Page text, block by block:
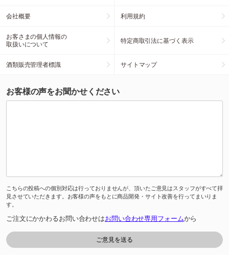
会社概要 利用規約
お客さまの個人情報の
取扱いについて
特定商取引法に基づく表示
酒類販売管理者標識 サイトマップ
お客様の声をお聞かせください
こちらの投稿への個別対応は行っておりませんが、頂いたご意見はスタッフがすべて拝
見させていただきます。お客様の声をもとに商品開発・サイト改善を行ってまいりま
す。
ご注文にかかわるお問い合わせはお問い合わせ専用フォームから